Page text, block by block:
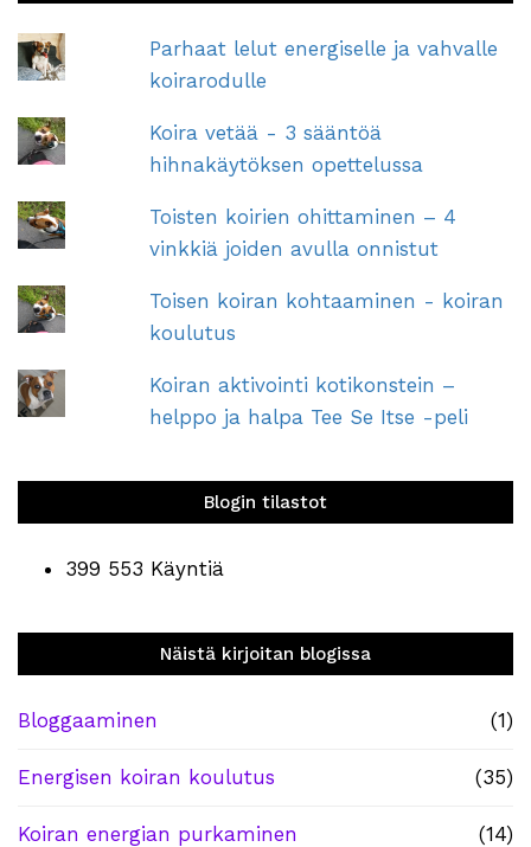
Parhaat lelut energiselle ja vahvalle
koirarodulle
Koira vetää - 3 sääntöä
hihnakäytöksen opettelussa
Toisten koirien ohittaminen – 4
vinkkiä joiden avulla onnistut
Toisen koiran kohtaaminen - koiran
koulutus
Koiran aktivointi kotikonstein –
helppo ja halpa Tee Se Itse -peli
Blogin tilastot
399 553 Käyntiä
Näistä kirjoitan blogissa
Bloggaaminen (1)
Energisen koiran koulutus (35)
Koiran energian purkaminen (14)